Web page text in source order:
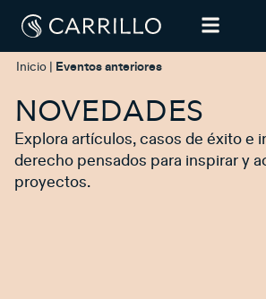
Inicio Eventos anteriores
NOVEDADES
Explora artículos, casos de éxito e
derecho pensados para inspirar y
proyectos.